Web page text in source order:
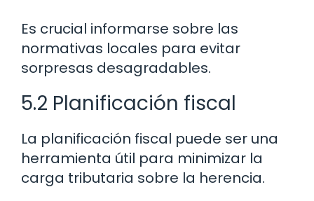
Es crucial informarse sobre las
normativas locales para evitar
sorpresas desagradables.
5.2 Planificación fiscal
La planificación fiscal puede ser una
herramienta útil para minimizar la
carga tributaria sobre la herencia.